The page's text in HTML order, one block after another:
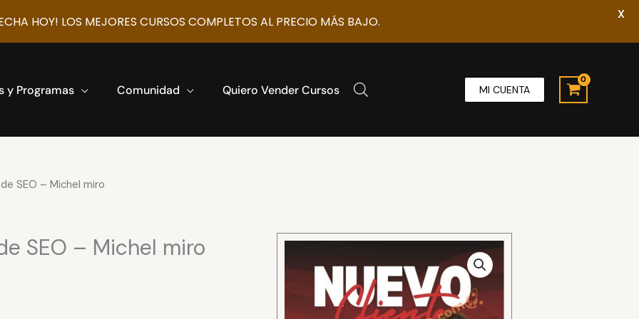
y Programas Comunidad Quiero Vender Cursos MI CUENTA
SEO – Michel miro
SEO – Michel miro
HOY! LOS MEJORES CURSOS COMPLETOS AL PRECIO MÁS BAJO. X